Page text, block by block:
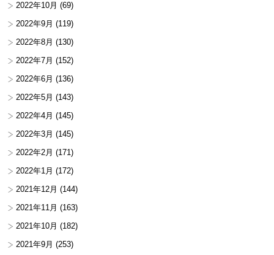
2022年10月 (69)
2022年9月 (119)
2022年8月 (130)
2022年7月 (152)
2022年6月 (136)
2022年5月 (143)
2022年4月 (145)
2022年3月 (145)
2022年2月 (171)
2022年1月 (172)
2021年12月 (144)
2021年11月 (163)
2021年10月 (182)
2021年9月 (253)